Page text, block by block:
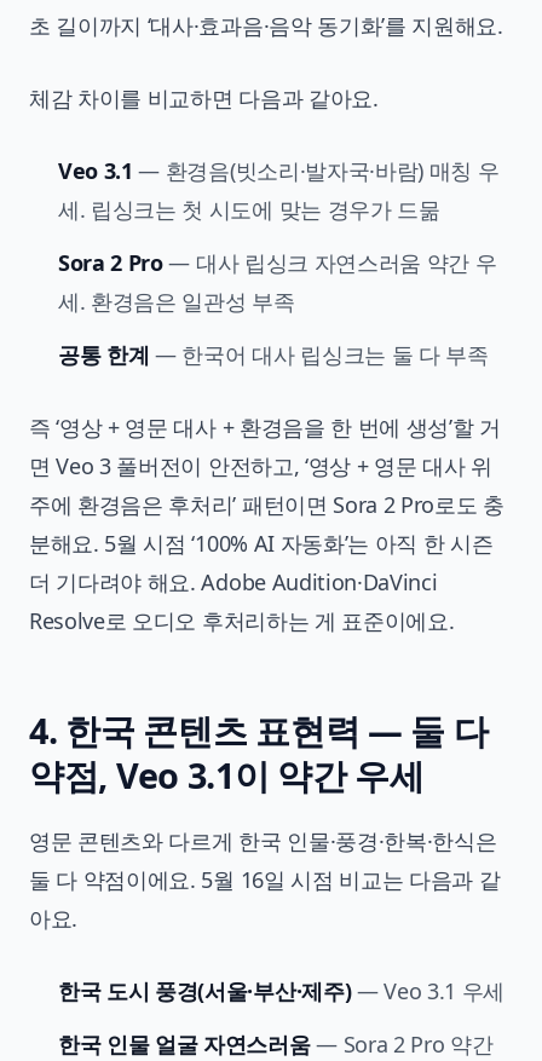
초 길이까지 ‘대사·효과음·음악 동기화’를 지원해요.
체감 차이를 비교하면 다음과 같아요.
Veo 3.1 — 환경음(빗소리·발자국·바람) 매칭 우
세. 립싱크는 첫 시도에 맞는 경우가 드묾
Sora 2 Pro— 대사 립싱크 자연스러움 약간 우
세. 환경음은 일관성 부족
공통 한계 — 한국어 대사 립싱크는 둘 다 부족
즉 ‘영상 + 영문 대사 + 환경음을 한 번에 생성’할 거
면 Veo 3 풀버전이 안전하고, ‘영상 + 영문 대사 위
주에 환경음은 후처리’ 패턴이면 Sora 2 Pro로도 충
분해요. 5월 시점 ‘100% AI 자동화’는 아직 한 시즌
더 기다려야 해요. Adobe Audition·DaVinci
Resolve로 오디오 후처리하는 게 표준이에요.
4. 한국 콘텐츠 표현력 — 둘 다
약점, Veo 3.1이 약간 우세
영문 콘텐츠와 다르게 한국 인물·풍경·한복·한식은
둘 다 약점이에요. 5월 16일 시점 비교는 다음과 같
아요.
한국 도시 풍경(서울·부산·제주)— Veo 3.1 우세
한국 인물 얼굴 자연스러움— Sora 2 Pro 약간